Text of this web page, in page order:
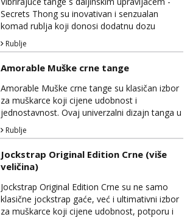
igru i uzb...
Secrets Thong su inovativan i senzualan
komad rublja koji donosi dodatnu dozu
uzbuđenja u vašu intimnu igru. Ovi tange
spajaju udobnost i tehnološki napredak kako
bi vam pružili nezaboravno iskustvo.
Opremljeni su s vibrirajućim elementom koji
se može kontrolirati putem priloženog
daljinskog upravljača, omogućujući vam da
prilagodite intenzitet i rit...
Rublje
Amorable Muške crne tange
Amorable Muške crne tange su klasičan izbor
za muškarce koji cijene udobnost i
jednostavnost. Ovaj univerzalni dizajn tanga u
klasičnoj crnoj boji odgovara svakom
muškarcu, bez obzira na veličinu, čineći ih
odličnim izborom za različite prilike. Ove tange
su izrađene od mekog i udobnog materijala
koji nudi prijatan osjećaj tijekom nošenja.
One su savršene za svakodnevno nošenje ili
za one poseb...
Rublje
Jockstrap Original Edition Crne (više
veličina)
Jockstrap Original Edition Crne su ne samo
klasične jockstrap gaće, već i ultimativni izbor
za muškarce koji cijene udobnost, potporu i